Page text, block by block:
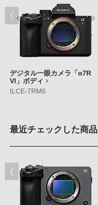
デジタル一眼カメラ「α7R
VI」ボディ
ILCE-7RM6
最近チェックした商品